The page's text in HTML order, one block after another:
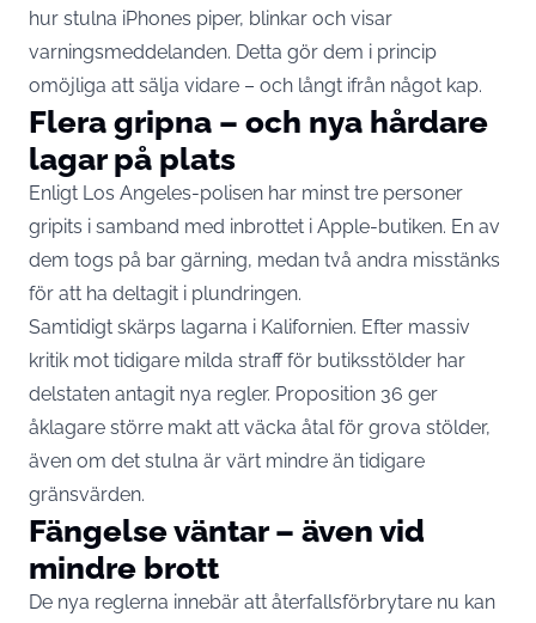
hur stulna iPhones piper, blinkar och visar
varningsmeddelanden. Detta gör dem i princip
omöjliga att sälja vidare – och långt ifrån något kap.
Flera gripna – och nya hårdare
lagar på plats
Enligt Los Angeles-polisen har minst tre personer
gripits i samband med inbrottet i Apple-butiken. En av
dem togs på bar gärning, medan två andra misstänks
för att ha deltagit i plundringen.
Samtidigt skärps lagarna i Kalifornien. Efter massiv
kritik mot tidigare milda straff för butiksstölder har
delstaten antagit nya regler. Proposition 36 ger
åklagare större makt att väcka åtal för grova stölder,
även om det stulna är värt mindre än tidigare
gränsvärden.
Fängelse väntar – även vid
mindre brott
De nya reglerna innebär att återfallsförbrytare nu kan